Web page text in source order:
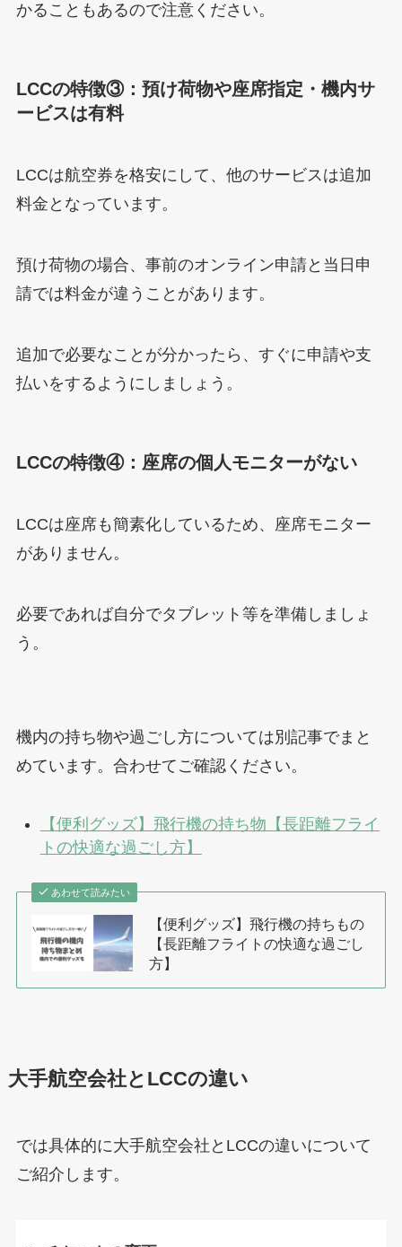
かることもあるので注意ください。
LCCの特徴③：預け荷物や座席指定・機内サ
ービスは有料
LCCは航空券を格安にして、他のサービスは追加
料金となっています。
預け荷物の場合、事前のオンライン申請と当日申
請では料金が違うことがあります。
追加で必要なことが分かったら、すぐに申請や支
払いをするようにしましょう。
LCCの特徴④：座席の個人モニターがない
LCCは座席も簡素化しているため、座席モニター
がありません。
必要であれば自分でタブレット等を準備しましょ
う。
機内の持ち物や過ごし方については別記事でまと
めています。合わせてご確認ください。
【便利グッズ】飛行機の持ち物【長距離フライ
トの快適な過ごし方】
あわせて読みたい
【便利グッズ】飛行機の持ちもの
【長距離フライトの快適な過ごし
方】
大手航空会社とLCCの違い
では具体的に大手航空会社とLCCの違いについて
ご紹介します。